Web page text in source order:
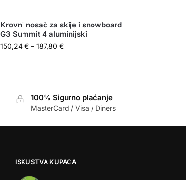
Krovni nosač za skije i snowboard
G3 Summit 4 aluminijski
150,24€ – 187,80€
100% Sigurno plaćanje
MasterCard / Visa / Diners
ISKUSTVA KUPACA